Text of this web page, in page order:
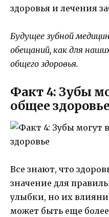
здоровья и лечения
Будущее зубной
обещаний, как для
общего здоровья.
Факт 4: Зубы
общее здоровье
Все знают, что
значение для
улыбки, но их
может быть еще